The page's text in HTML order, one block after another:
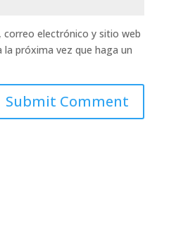
correo electrónico y sitio web
próxima vez que haga un